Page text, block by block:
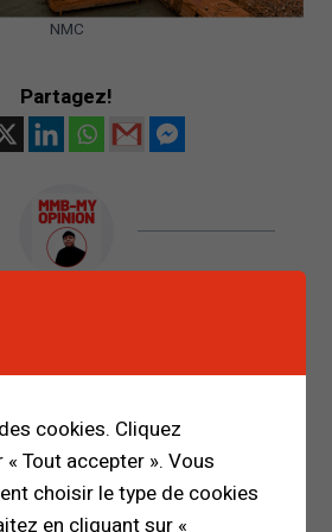
NMC
Partagez!
des contenus variés.
cookies. Cliquez
Tout accepter ». Vous
choisir le type de cookies
en cliquant sur «